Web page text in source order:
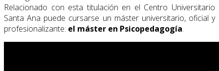
Relacionado con esta titulación en el Centro Universitario
Santa Ana puede cursarse un máster universitario, oficial y
profesionalizante: el máster en Psicopedagogía.